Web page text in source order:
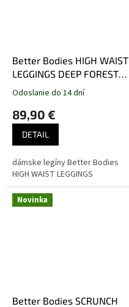
Better Bodies HIGH WAIST
LEGGINGS DEEP FOREST
CAMO – legíny Better
tmavozelené
Odoslanie do 14 dní
89,90 €
DETAIL
dámske legíny Better Bodies
HIGH WAIST LEGGINGS
Novinka
Better Bodies SCRUNCH